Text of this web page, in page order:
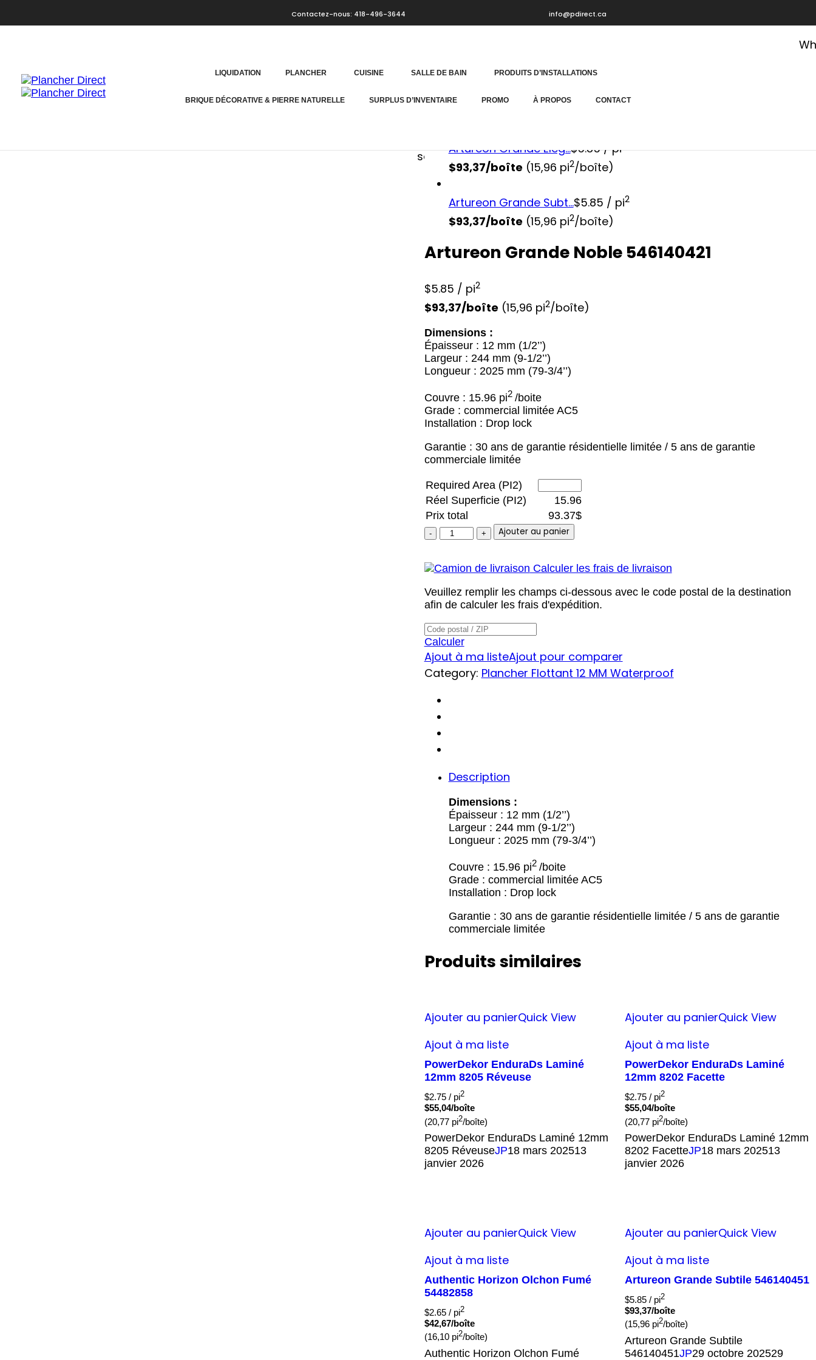
Contactez-nous: 418-496-3644 info@pdirect.ca
LIQUIDATION PLANCHER CUISINE SALLE DE BAIN PRODUITS D’INSTALLATIONS
BRIQUE DÉCORATIVE & PIERRE NATURELLE SURPLUS D’INVENTAIRE PROMO À PROPOS CONTACT
29 octobre 2025
Flottant
Artureon Grande Noble 546140421
Artureon Grande Eleg...$5.85/ pi
$93,37/boîte (15,96 pi2/boîte)
Artureon Grande Subt...$5.85 / pi2
$93,37/boîte (15,96 pi2/boîte)
Artureon Grande Noble 546140421
$5.85 / pi2
$93,37/boîte (15,96 pi2/boîte)
Dimensions :
Épaisseur : 12 mm (1/2’’)
Largeur : 244 mm (9-1/2’’)
Longueur : 2025 mm (79-3/4’’)
Couvre : 15.96 pi2 /boite
Grade : commercial limitée AC5
Installation : Drop lock
Garantie : 30 ans de garantie résidentielle limitée / 5 ans de garantie
commerciale limitée
Required Area (PI2)
Réel Superficie (PI2)
15.96
Prix total
$
93.37
Artureon
Noble
quantity
Ajouter au panier
Calculer les frais de livraison
Veuillez remplir les champs ci-dessous avec le code postal de la destination
afin de calculer les frais d'expédition.
Calculer
Ajout à ma listeAjout pour comparer
Category: Plancher Flottant 12 MM Waterproof
Description
Dimensions :
Épaisseur : 12 mm (1/2’’)
Largeur : 244 mm (9-1/2’’)
Longueur : 2025 mm (79-3/4’’)
Couvre : 15.96 pi2 /boite
Grade : commercial limitée AC5
Installation : Drop lock
Garantie : 30 ans de garantie résidentielle limitée / 5 ans de garantie
commerciale limitée
Produits similaires
Ajouter au panierQuick View
Ajout à ma liste
PowerDekor EnduraDs Laminé
12mm 8205 Réveuse
$2.75/ pi2
$55,04/boîte
(20,77 pi2/boîte)
PowerDekor EnduraDs Laminé 12mm
8205 RéveuseJP18 mars 202513
janvier 2026
Ajouter au panierQuick View
Ajout à ma liste
PowerDekor EnduraDs Laminé
12mm 8202 Facette
$2.75/ pi2
$55,04/boîte
(20,77 pi2/boîte)
PowerDekor EnduraDs Laminé 12mm
8202 FacetteJP18 mars 202513
janvier 2026
Ajouter au panierQuick View
Ajout à ma liste
Authentic Horizon Olchon Fumé
54482858
$2.65/ pi2
$42,67/boîte
(16,10 pi2/boîte)
Authentic Horizon Olchon Fumé
Ajouter au panierQuick View
Ajout à ma liste
Artureon Grande Subtile 546140451
$5.85/ pi2
$93,37/boîte
(15,96 pi2/boîte)
Artureon Grande Subtile
546140451JP29 octobre 202529
Politique
de
confidentialité
Accueil
Contact
Suivez-
sur
sociaux!
Instagram
2026
Tous
droits
réservés.